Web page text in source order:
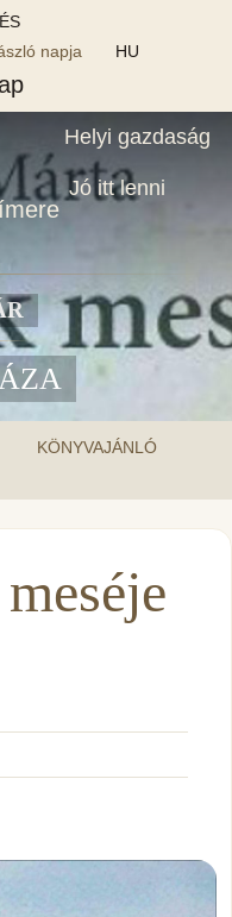
napja
HU
Helyi gazdaság
Jó itt lenni
KÖNYVAJÁNLÓ